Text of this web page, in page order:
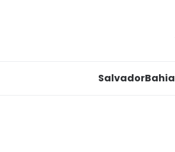
SalvadorBahia